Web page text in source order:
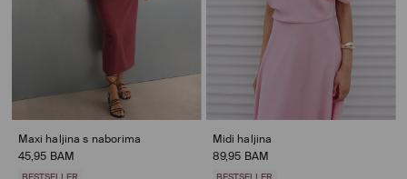
Maxi haljina s naborima
45,95 BAM
BESTSELLER
Midi haljina
89,95 BAM
BESTSELLER